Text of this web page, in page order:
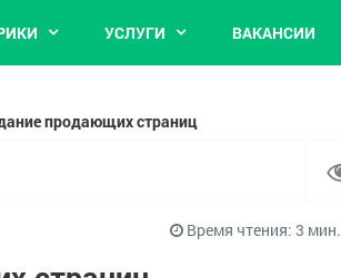
УСЛУГИ ВАКАНСИИ
продающих страниц
Время чтения: 3 мин.